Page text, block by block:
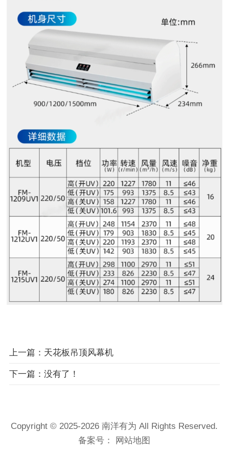
上一篇：天花板吊顶风幕机
下一篇：没有了！
Copyright © 2025-2026 南洋有为 All Rights Reserved.
备案号：
网站地图